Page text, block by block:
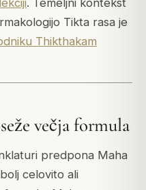
. Temeljni kontekst
Tikta rasa je
Thikthakam
večja formula
predpona Maha
celovito ali